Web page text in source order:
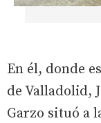
En él, donde
de Valladolid,
Garzo situó a